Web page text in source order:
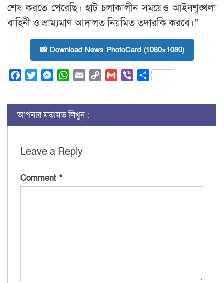
শেষ করতে পেরেছি। হাট চলাকালীন সময়েও আইনশৃঙ্খলা
বাহিনী ও ভ্রাম্যমাণ আদালত নিয়মিত তদারকি করবে।”
📸 Download News PhotoCard (1080×1080)
FacebookTwitterMessenger
WhatsApp
Email Copy
Gmail ViberShare
আপনার মতামত লিখুন :
Leave a Reply
Comment *